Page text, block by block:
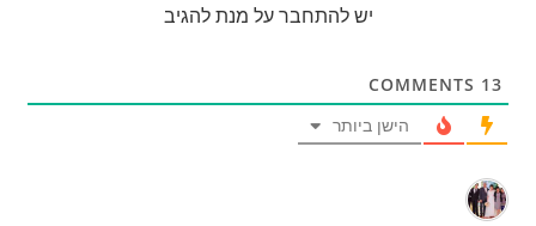
יש להתחבר על מנת להגיב
13
הישן ביותר